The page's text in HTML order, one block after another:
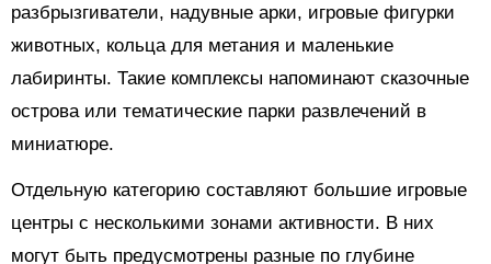
разбрызгиватели, надувные арки, игровые фигурки
животных, кольца для метания и маленькие
лабиринты. Такие комплексы напоминают сказочные
острова или тематические парки развлечений в
миниатюре.
Отдельную категорию составляют большие игровые
центры с несколькими зонами активности. В них
могут быть предусмотрены разные по глубине